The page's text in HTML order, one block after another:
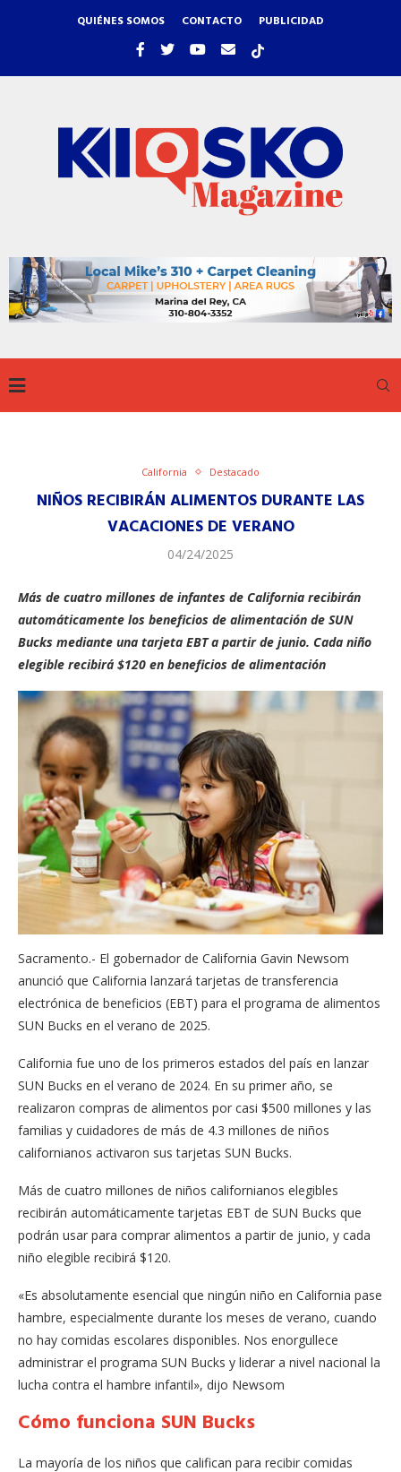
QUIÉNES SOMOS CONTACTO PUBLICIDAD
California Destacado
NIÑOS RECIBIRÁN ALIMENTOS DURANTE LAS
VACACIONES DE VERANO
04/24/2025
Más de cuatro millones de infantes de California recibirán
automáticamente los beneficios de alimentación de SUN
Bucks mediante una tarjeta EBT a partir de junio. Cada niño
elegible recibirá $120 en beneficios de alimentación
Sacramento.- El gobernador de California Gavin Newsom
anunció que California lanzará tarjetas de transferencia
electrónica de beneficios (EBT) para el programa de alimentos
SUN Bucks en el verano de 2025.
California fue uno de los primeros estados del país en lanzar
SUN Bucks en el verano de 2024. En su primer año, se
realizaron compras de alimentos por casi $500 millones y las
familias y cuidadores de más de 4.3 millones de niños
californianos activaron sus tarjetas SUN Bucks.
Más de cuatro millones de niños californianos elegibles
recibirán automáticamente tarjetas EBT de SUN Bucks que
podrán usar para comprar alimentos a partir de junio, y cada
niño elegible recibirá $120.
«Es absolutamente esencial que ningún niño en California pase
hambre, especialmente durante los meses de verano, cuando
no hay comidas escolares disponibles. Nos enorgullece
administrar el programa SUN Bucks y liderar a nivel nacional la
lucha contra el hambre infantil», dijo Newsom
Cómo funciona SUN Bucks
La mayoría de los niños que califican para recibir comidas